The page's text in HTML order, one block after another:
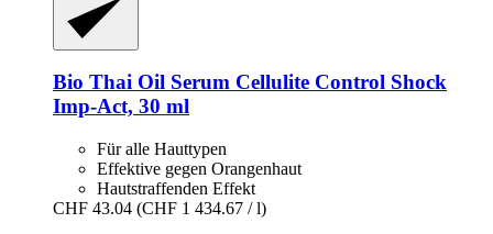
Bio Thai Oil Serum Cellulite Control Shock
Imp-​Act, 30 ml
Für alle Hauttypen
Effektive gegen Orangenhaut
Hautstraffenden Effekt
CHF 43.04 (CHF 1 434.67 / l)